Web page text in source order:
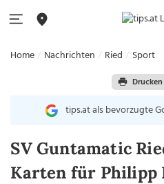
Home Nachrichten Ried Sport
Drucken
tips.at als bevorzugte
SV Guntamatic
Karten für Philipp